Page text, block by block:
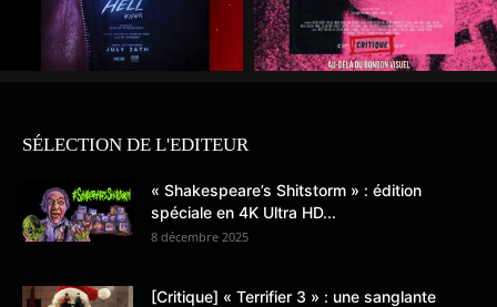
SÉLECTION DE L'EDITEUR
« Shakespeare’s Shitstorm » : édition
spéciale en 4K Ultra HD...
8 décembre 2025
[Critique] « Terrifier 3 » : une sanglante